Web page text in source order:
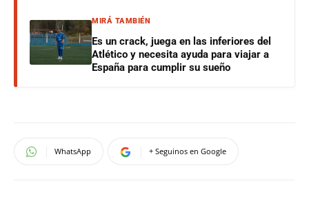
MIRÁ TAMBIÉN
Es un crack, juega en las inferiores del
Atlético y necesita ayuda para viajar a
España para cumplir su sueño
WhatsApp + Seguinos en Google